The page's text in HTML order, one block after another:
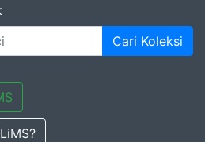
Cari Koleksi